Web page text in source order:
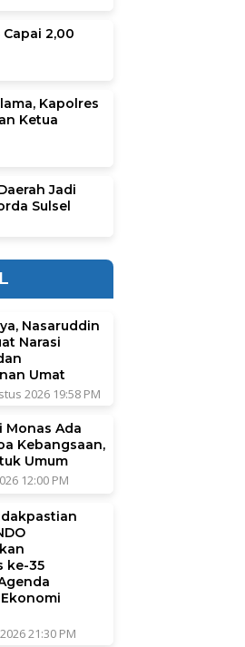
Capai 2,00
Kapolres
Ketua
Jadi
Sulsel
Nasaruddin
Narasi
Umat
2026 19:58 PM
Monas Ada
Kebangsaan,
Umum
12:00 PM
ke-35
21:30 PM